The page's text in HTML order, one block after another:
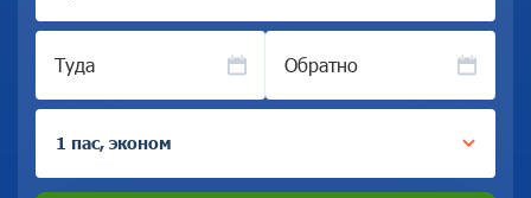
Туда Обратно
1 пас, эконом